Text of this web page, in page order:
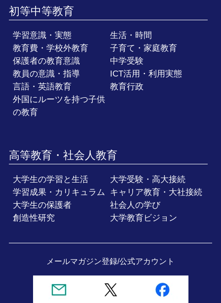
初等中等教育
学習意識・実態
生活・時間
教育費・学校外教育
子育て・家庭教育
保護者の教育意識
中学受験
教員の意識・指導
ICT活用・利用実態
言語・英語教育
教育行政
外国にルーツを持つ子供
の教育
高等教育・社会人教育
大学生の学習と生活
大学受験・高大接続
学習成果・カリキュラム
キャリア教育・大社接続
大学生の保護者
社会人の学び
創造性研究
大学教育ビジョン
メールマガジン登録/公式アカウント